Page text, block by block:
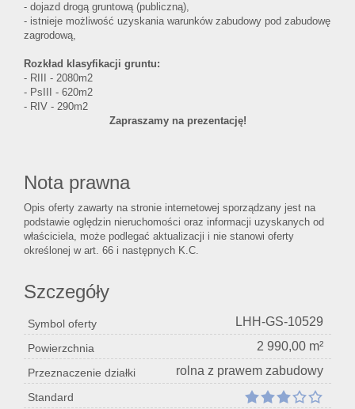
- dojazd drogą gruntową (publiczną),
- istnieje możliwość uzyskania warunków zabudowy pod zabudowę
zagrodową,
Rozkład klasyfikacji gruntu:
- RIII - 2080m2
- PsIII - 620m2
- RIV - 290m2
Zapraszamy na prezentację!
Nota prawna
Opis oferty zawarty na stronie internetowej sporządzany jest na
podstawie oględzin nieruchomości oraz informacji uzyskanych od
właściciela, może podlegać aktualizacji i nie stanowi oferty
określonej w art. 66 i następnych K.C.
Szczegóły
Symbol oferty LHH-GS-10529
Powierzchnia 2 990,00 m²
Przeznaczenie działki rolna z prawem zabudowy
Standard